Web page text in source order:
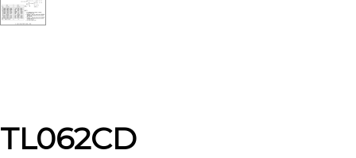
TL062CD